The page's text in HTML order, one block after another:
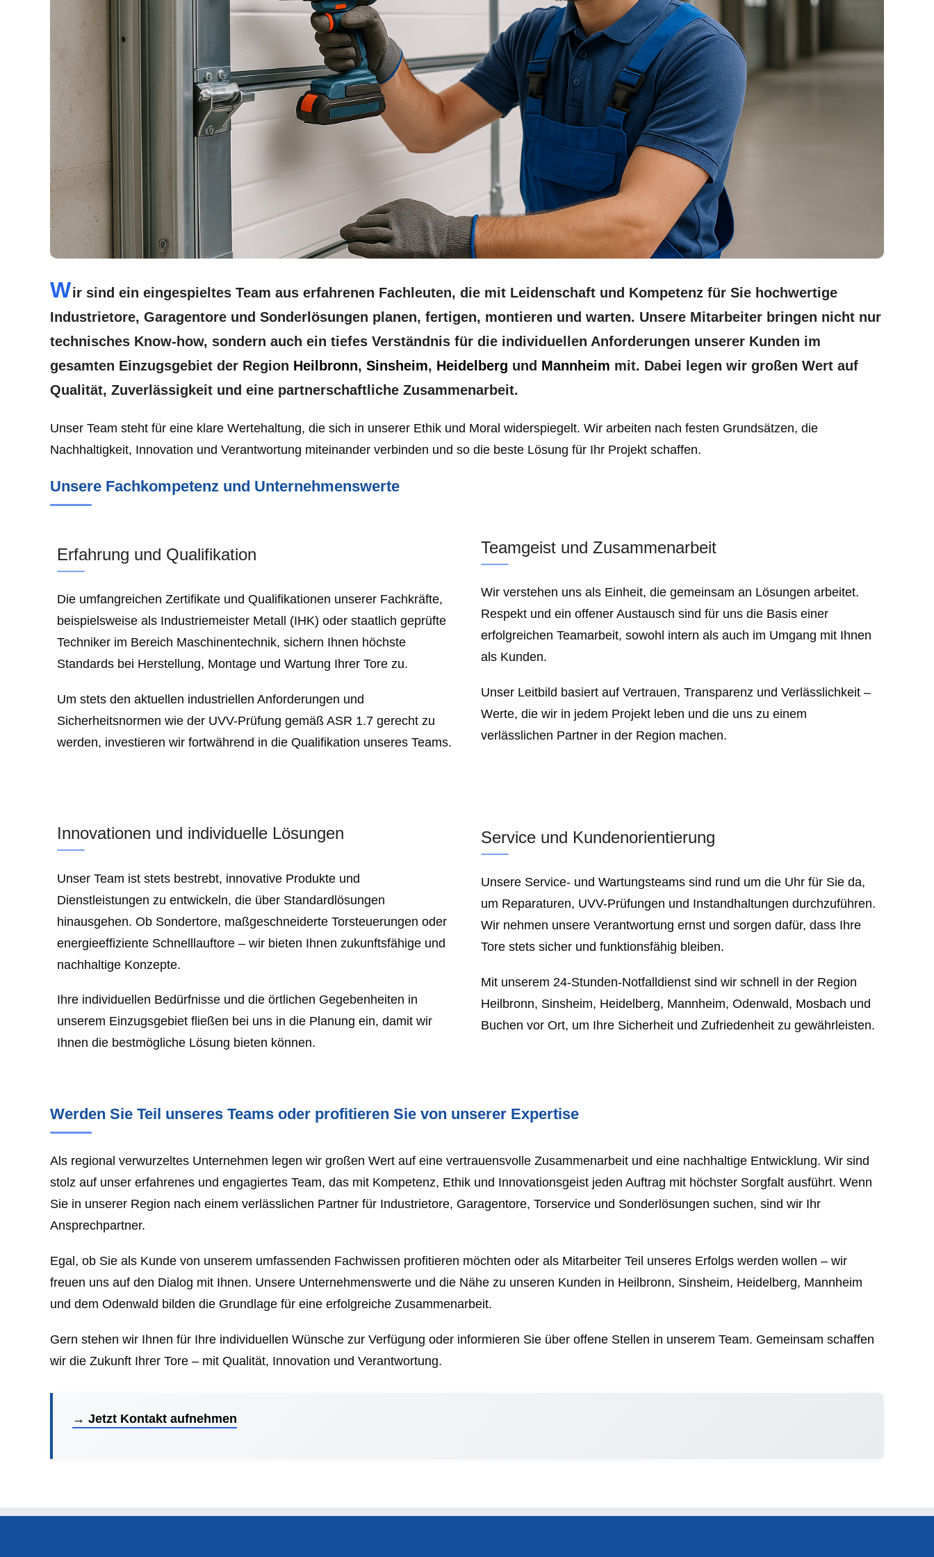
Wir sind ein eingespieltes Team aus erfahrenen Fachleuten, die mit Leidenschaft und Kompetenz für Sie hochwertige
Industrietore, Garagentore und Sonderlösungen planen, fertigen, montieren und warten. Unsere Mitarbeiter bringen nicht nur
technisches Know-how, sondern auch ein tiefes Verständnis für die individuellen Anforderungen unserer Kunden im
gesamten Einzugsgebiet der Region Heilbronn, Sinsheim, Heidelberg und Mannheim mit. Dabei legen wir großen Wert auf
Qualität, Zuverlässigkeit und eine partnerschaftliche Zusammenarbeit.
Unser Team steht für eine klare Wertehaltung, die sich in unserer Ethik und Moral widerspiegelt. Wir arbeiten nach festen Grundsätzen, die
Nachhaltigkeit, Innovation und Verantwortung miteinander verbinden und so die beste Lösung für Ihr Projekt schaffen.
Unsere Fachkompetenz und Unternehmenswerte
Erfahrung und Qualifikation
Die umfangreichen Zertifikate und Qualifikationen unserer Fachkräfte,
beispielsweise als Industriemeister Metall (IHK) oder staatlich geprüfte
Techniker im Bereich Maschinentechnik, sichern Ihnen höchste
Standards bei Herstellung, Montage und Wartung Ihrer Tore zu.
Um stets den aktuellen industriellen Anforderungen und
Sicherheitsnormen wie der UVV-Prüfung gemäß ASR 1.7 gerecht zu
werden, investieren wir fortwährend in die Qualifikation unseres Teams.
Teamgeist und Zusammenarbeit
Wir verstehen uns als Einheit, die gemeinsam an Lösungen arbeitet.
Respekt und ein offener Austausch sind für uns die Basis einer
erfolgreichen Teamarbeit, sowohl intern als auch im Umgang mit Ihnen
als Kunden.
Unser Leitbild basiert auf Vertrauen, Transparenz und Verlässlichkeit –
Werte, die wir in jedem Projekt leben und die uns zu einem
verlässlichen Partner in der Region machen.
Innovationen und individuelle Lösungen
Unser Team ist stets bestrebt, innovative Produkte und
Dienstleistungen zu entwickeln, die über Standardlösungen
hinausgehen. Ob Sondertore, maßgeschneiderte Torsteuerungen oder
energieeffiziente Schnelllauftore – wir bieten Ihnen zukunftsfähige und
nachhaltige Konzepte.
Ihre individuellen Bedürfnisse und die örtlichen Gegebenheiten in
unserem Einzugsgebiet fließen bei uns in die Planung ein, damit wir
Ihnen die bestmögliche Lösung bieten können.
Service und Kundenorientierung
Unsere Service- und Wartungsteams sind rund um die Uhr für Sie da,
um Reparaturen, UVV-Prüfungen und Instandhaltungen durchzuführen.
Wir nehmen unsere Verantwortung ernst und sorgen dafür, dass Ihre
Tore stets sicher und funktionsfähig bleiben.
Mit unserem 24-Stunden-Notfalldienst sind wir schnell in der Region
Heilbronn, Sinsheim, Heidelberg, Mannheim, Odenwald, Mosbach und
Buchen vor Ort, um Ihre Sicherheit und Zufriedenheit zu gewährleisten.
Werden Sie Teil unseres Teams oder profitieren Sie von unserer Expertise
Als regional verwurzeltes Unternehmen legen wir großen Wert auf eine vertrauensvolle Zusammenarbeit und eine nachhaltige Entwicklung. Wir sind
stolz auf unser erfahrenes und engagiertes Team, das mit Kompetenz, Ethik und Innovationsgeist jeden Auftrag mit höchster Sorgfalt ausführt. Wenn
Sie in unserer Region nach einem verlässlichen Partner für Industrietore, Garagentore, Torservice und Sonderlösungen suchen, sind wir Ihr
Ansprechpartner.
Egal, ob Sie als Kunde von unserem umfassenden Fachwissen profitieren möchten oder als Mitarbeiter Teil unseres Erfolgs werden wollen – wir
freuen uns auf den Dialog mit Ihnen. Unsere Unternehmenswerte und die Nähe zu unseren Kunden in Heilbronn, Sinsheim, Heidelberg, Mannheim
und dem Odenwald bilden die Grundlage für eine erfolgreiche Zusammenarbeit.
Gern stehen wir Ihnen für Ihre individuellen Wünsche zur Verfügung oder informieren Sie über offene Stellen in unserem Team. Gemeinsam schaffen
wir die Zukunft Ihrer Tore – mit Qualität, Innovation und Verantwortung.
→ Jetzt Kontakt aufnehmen